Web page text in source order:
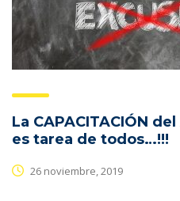
La CAPACITACIÓN
es tarea de todos…!!!
26 noviembre, 2019